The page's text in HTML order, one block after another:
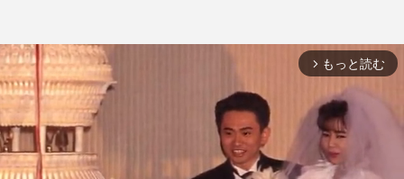
arrow_forward_ios もっと読む